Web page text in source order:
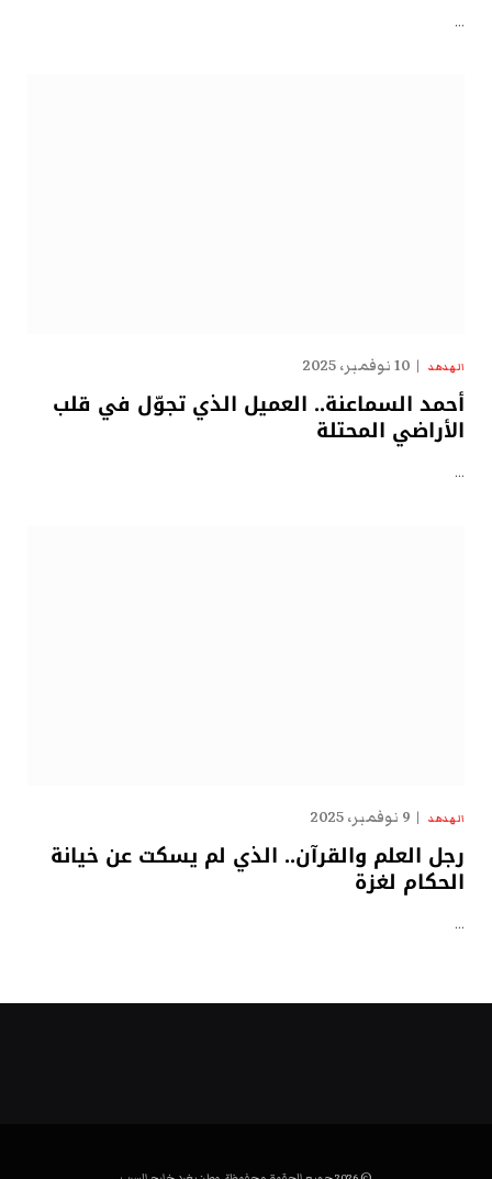
…
الهدهد 10 نوفمبر، 2025
أحمد السماعنة.. العميل الذي تجوّل في قلب
الأراضي المحتلة
…
الهدهد 9 نوفمبر، 2025
رجل العلم والقرآن.. الذي لم يسكت عن خيانة
الحكام لغزة
…